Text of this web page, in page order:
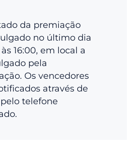
da premiação
no último dia
16:00, em local a
pela
Os vencedores
através de
telefone